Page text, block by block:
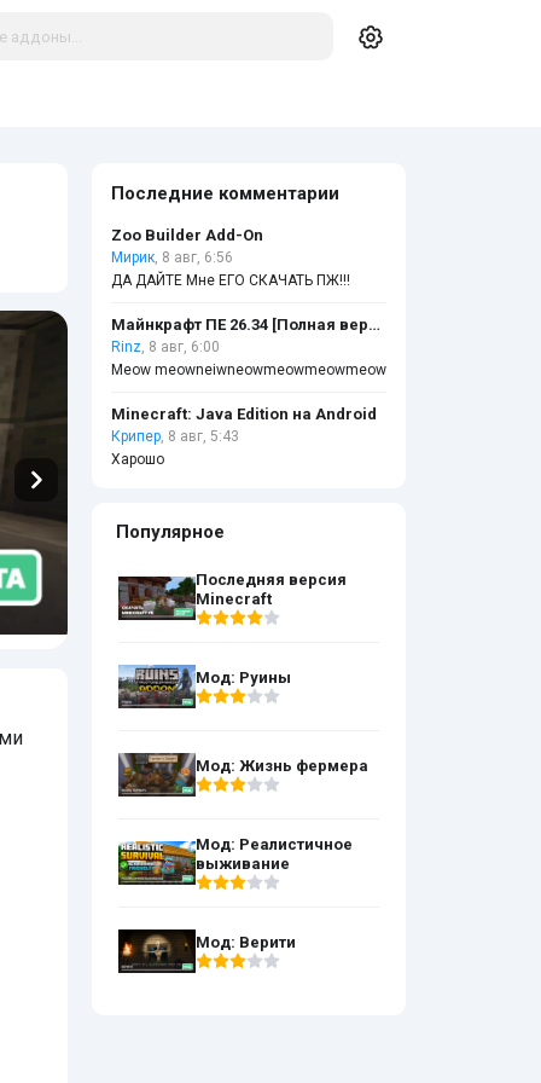
Мод: Личная колония
Anonymous Games
Последние комментарии
Zoo Builder Add-On
Мирик, 8 авг, 6:56
ДА ДАЙТЕ Мне ЕГО СКАЧАТЬ ПЖ!!!
Майнкрафт ПЕ 26.34 [Полная версия]
Rinz, 8 авг, 6:00
Meow meowneiwneowmeowmeowmeow
Minecraft: Java Edition на Android
Крипер, 8 авг, 5:43
Харошо
Популярное
Последняя версия
Minecraft
Мод: Руины
Мод: Жизнь фермера
Мод: Реалистичное
выживание
Мод: Верити